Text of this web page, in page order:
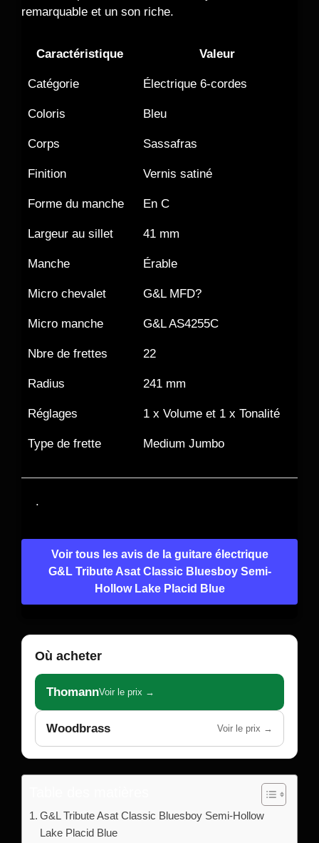
remarquable et un son riche.
Caractéristique Valeur
Catégorie Électrique 6-cordes
Coloris Bleu
Corps Sassafras
Finition Vernis satiné
Forme du manche En C
Largeur au sillet 41 mm
Manche Érable
Micro chevalet G&L MFD?
Micro manche G&L AS4255C
Nbre de frettes 22
Radius 241 mm
Réglages 1 x Volume et 1 x Tonalité
Type de frette Medium Jumbo
.
Voir tous les avis de la guitare électrique
G&L Tribute Asat Classic Bluesboy Semi-
Hollow Lake Placid Blue
Où acheter
ThomannVoir le prix →
Woodbrass Voir le prix →
G&L Tribute Asat Classic Bluesboy Semi-Hollow
Lake Placid Blue